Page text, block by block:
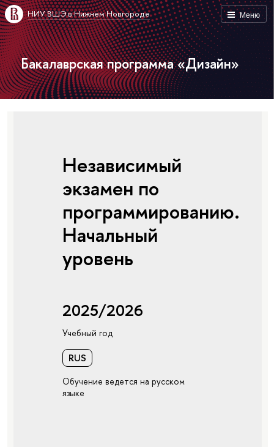
Меню
НИУ ВШЭ в Нижнем Новгороде
Бакалаврская программа «Дизайн»
Независимый
экзамен по
программированию.
Начальный
уровень
2025/2026
Учебный год
RUS
Обучение ведется на русском
языке